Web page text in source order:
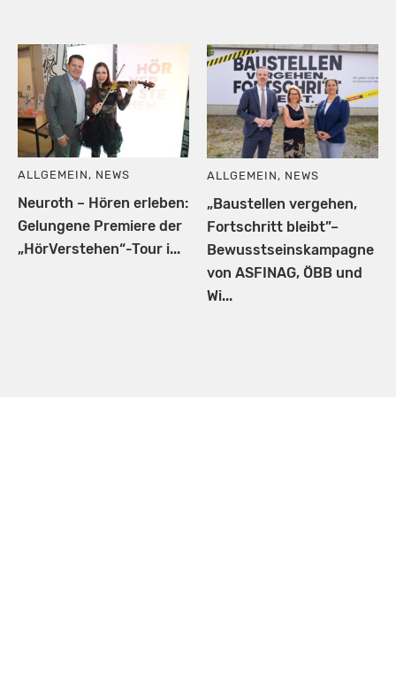
ALLGEMEIN, NEWS
Neuroth – Hören erleben:
Gelungene Premiere der
„HörVerstehen“-Tour i...
ALLGEMEIN, NEWS
„Baustellen vergehen,
Fortschritt bleibt”–
Bewusstseinskampagne
von ASFINAG, ÖBB und
Wi...